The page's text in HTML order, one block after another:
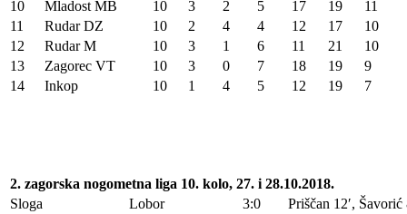
10
Mladost MB 10 3 2 5 17 19
11
11
Rudar DZ 10 2 4 4 12 17
10
12
Rudar M 10 3 1 6 11 21
10
13
Zagorec VT 10 3 0 7 18 19
9
14
Inkop 10 1 4 5 12 19 7
2. zagorska nogometna liga 10. kolo, 27. i 28.10.2018.
Sloga
Lobor 3:0
Priščan 12′,